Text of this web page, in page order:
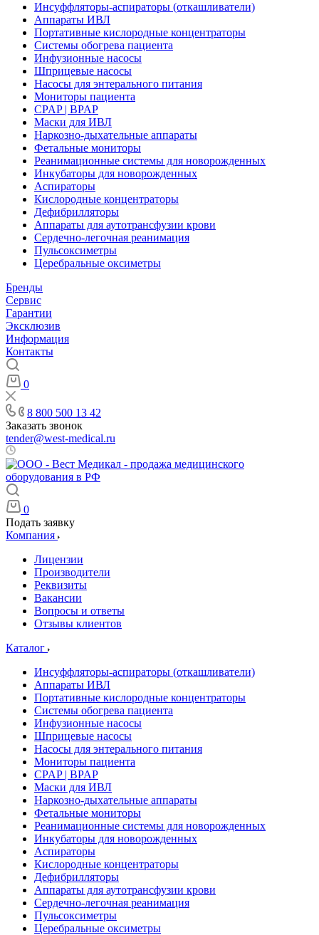
Инсуффляторы-аспираторы (откашливатели)
Аппараты ИВЛ
Портативные кислородные концентраторы
Системы обогрева пациента
Инфузионные насосы
Шприцевые насосы
Насосы для энтерального питания
Мониторы пациента
CPAP | BPAP
Маски для ИВЛ
Наркозно-дыхательные аппараты
Фетальные мониторы
Реанимационные системы для новорожденных
Инкубаторы для новорожденных
Аспираторы
Кислородные концентраторы
Дефибрилляторы
Аппараты для аутотрансфузии крови
Сердечно-легочная реанимация
Пульсоксиметры
Церебральные оксиметры
Бренды
Сервис
Гарантии
Эксклюзив
Информация
Контакты
0
8 800 500 13 42
Заказать звонок
tender@west-medical.ru
0
Подать заявку
Компания
Лицензии
Производители
Реквизиты
Вакансии
Вопросы и ответы
Отзывы клиентов
Каталог
Инсуффляторы-аспираторы (откашливатели)
Аппараты ИВЛ
Портативные кислородные концентраторы
Системы обогрева пациента
Инфузионные насосы
Шприцевые насосы
Насосы для энтерального питания
Мониторы пациента
CPAP | BPAP
Маски для ИВЛ
Наркозно-дыхательные аппараты
Фетальные мониторы
Реанимационные системы для новорожденных
Инкубаторы для новорожденных
Аспираторы
Кислородные концентраторы
Дефибрилляторы
Аппараты для аутотрансфузии крови
Сердечно-легочная реанимация
Пульсоксиметры
Церебральные оксиметры